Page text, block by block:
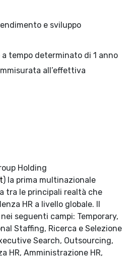
e sviluppo
tempo determinato di 1 anno
all’effettiva
Holding
) la prima multinazionale
tra le principali realtà che
HR a livello globale. Il
seguenti campi: Temporary,
Staffing, Ricerca e Selezione
Search, Outsourcing,
HR, Amministrazione HR,